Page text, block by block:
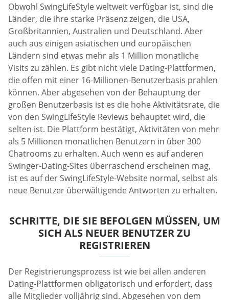
Obwohl SwingLifeStyle weltweit verfügbar ist, sind die
Länder, die ihre starke Präsenz zeigen, die USA,
Großbritannien, Australien und Deutschland. Aber
auch aus einigen asiatischen und europäischen
Ländern sind etwas mehr als 1 Million monatliche
Visits zu zählen. Es gibt nicht viele Dating-Plattformen,
die offen mit einer 16-Millionen-Benutzerbasis prahlen
können. Aber abgesehen von der Behauptung der
großen Benutzerbasis ist es die hohe Aktivitätsrate, die
von den SwingLifeStyle Reviews behauptet wird, die
selten ist. Die Plattform bestätigt, Aktivitäten von mehr
als 5 Millionen monatlichen Benutzern in über 300
Chatrooms zu erhalten. Auch wenn es auf anderen
Swinger-Dating-Sites überraschend erscheinen mag,
ist es auf der SwingLifeStyle-Website normal, selbst als
neue Benutzer überwältigende Antworten zu erhalten.
SCHRITTE, DIE SIE BEFOLGEN MÜSSEN, UM
SICH ALS NEUER BENUTZER ZU
REGISTRIEREN
Der Registrierungsprozess ist wie bei allen anderen
Dating-Plattformen obligatorisch und erfordert, dass
alle Mitglieder volljährig sind. Abgesehen von dem